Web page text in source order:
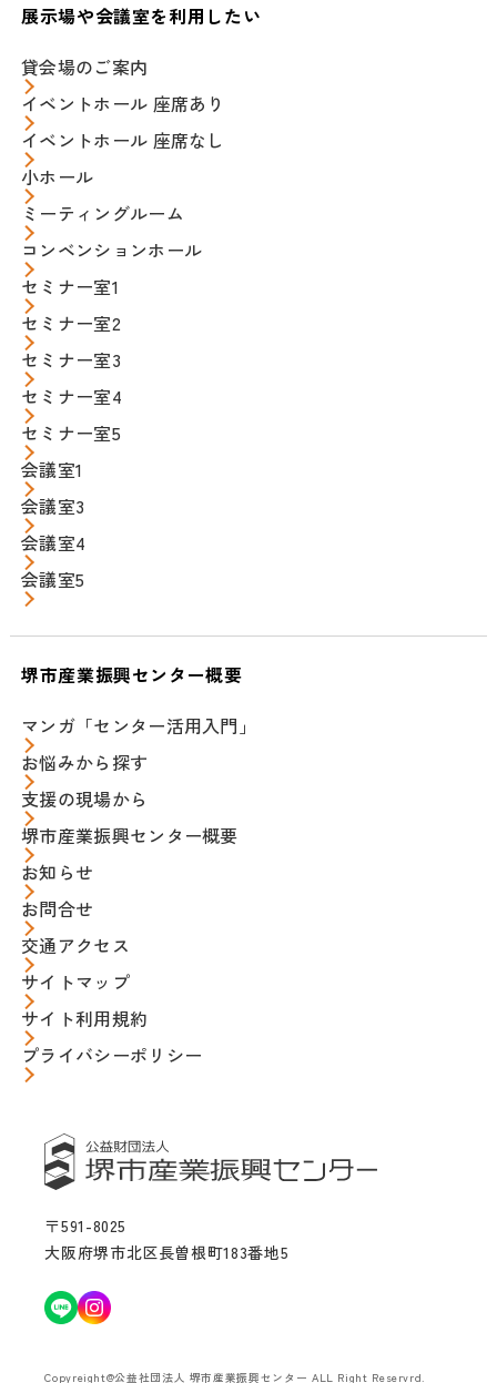
〒591-8025
大阪府堺市北区長曽根町183番地5
展示場や会議室を利用したい
貸会場のご案内
イベントホール 座席あり
イベントホール 座席なし
小ホール
ミーティングルーム
コンベンションホール
セミナー室1
セミナー室2
セミナー室3
セミナー室4
セミナー室5
会議室1
会議室3
会議室4
会議室5
堺市産業振興センター概要
マンガ「センター活用入門」
お悩みから探す
支援の現場から
堺市産業振興センター概要
お知らせ
お問合せ
交通アクセス
サイトマップ
サイト利用規約
プライバシーポリシー
Copyreight@公益社団法人 堺市産業振興センター ALL Right Reservrd.